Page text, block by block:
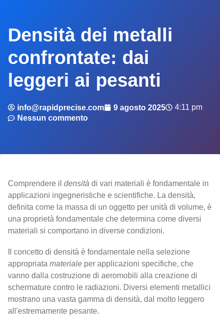
Densità dei metalli
confrontate: dai
leggeri ai pesanti
info@rapidprecise.com 9 agosto 2025
4:11 pm
Nessun commento
Comprendere il densità di vari materiali è fondamentale in
applicazioni ingegneristiche e scientifiche. La densità,
definita come la massa di un oggetto per unità di volume, è
una proprietà fondamentale che determina come diversi
materiali si comportano in diverse condizioni.
Il concetto di densità è fondamentale nella selezione
appropriata materiale per applicazioni specifiche, che
vanno dalla costruzione di aeromobili alla creazione di
schermature contro le radiazioni. Diversi elementi metallici
mostrano una vasta gamma di densità, dal molto leggero
all'estremamente pesante.